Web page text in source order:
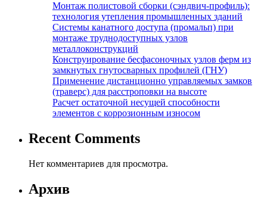
Монтаж полистовой сборки (сэндвич-профиль):
технология утепления промышленных зданий
Системы канатного доступа (промальп) при
монтаже труднодоступных узлов
металлоконструкций
Конструирование бесфасоночных узлов ферм из
замкнутых гнутосварных профилей (ГНУ)
Применение дистанционно управляемых замков
(траверс) для расстроповки на высоте
Расчет остаточной несущей способности
элементов с коррозионным износом
Recent Comments
Нет комментариев для просмотра.
Архив